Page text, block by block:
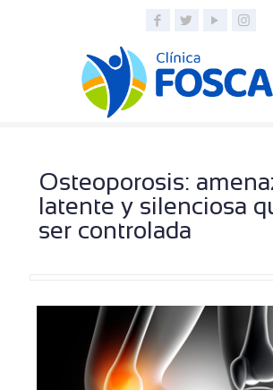
Osteoporosis:
latente y silenciosa
ser controlada